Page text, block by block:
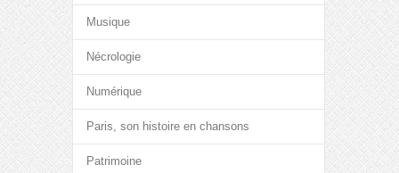
Musique
Nécrologie
Numérique
Paris, son histoire en chansons
Patrimoine